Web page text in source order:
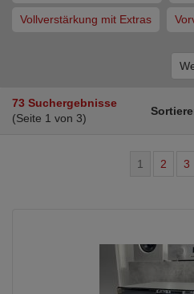
Vollverstärkung mit Extras
73 Suchergebnisse
(Seite 1 von 3)
1 2 3